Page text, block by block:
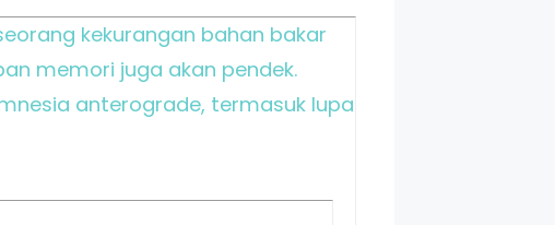
kekurangan bahan bakar
memori juga akan pendek.
anterograde, termasuk lupa